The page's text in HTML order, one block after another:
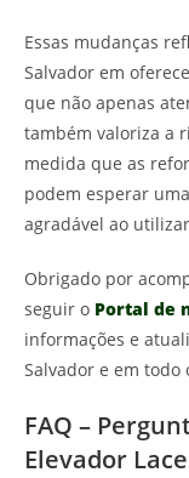
Essas mudanças
Salvador em
que não apenas
também valoriza a
medida que as
podem esperar
agradável ao
Obrigado por
seguir o Portal de
informações e
Salvador e em todo
FAQ –
Elevador